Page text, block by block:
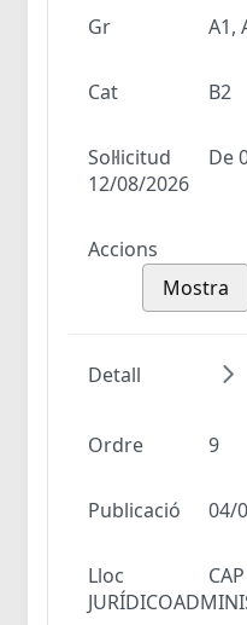
Gr A1,
Cat B2
Sol·licitud
De
12/08/2026
Accions
Mostra
Detall
Ordre 9
Publicació 04/
Lloc